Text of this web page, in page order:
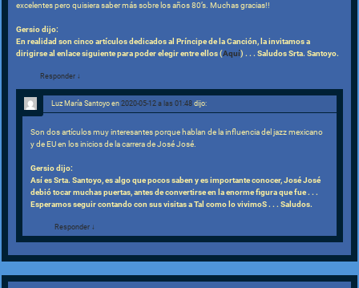
excelentes pero quisiera saber más sobre los años 80’s. Muchas gracias!!
Gersio dijo:
En realidad son cinco artículos dedicados al Príncipe de la Canción, la invitamos a
dirigirse al enlace siguiente para poder elegir entre ellos (Aquí) . . . Saludos Srta. Santoyo.
Responder ↓
Luz María Santoyo en2020-05-12 a las 01:48 dijo:
Son dos artículos muy interesantes porque hablan de la influencia del jazz mexicano
y de EU en los inicios de la carrera de José José.
Gersio dijo:
Así es Srta. Santoyo, es algo que pocos saben y es importante conocer, José José
debió tocar muchas puertas, antes de convertirse en la enorme figura que fue . . .
Esperamos seguir contando con sus visitas a Tal como lo vivimoS . . . Saludos.
Responder ↓